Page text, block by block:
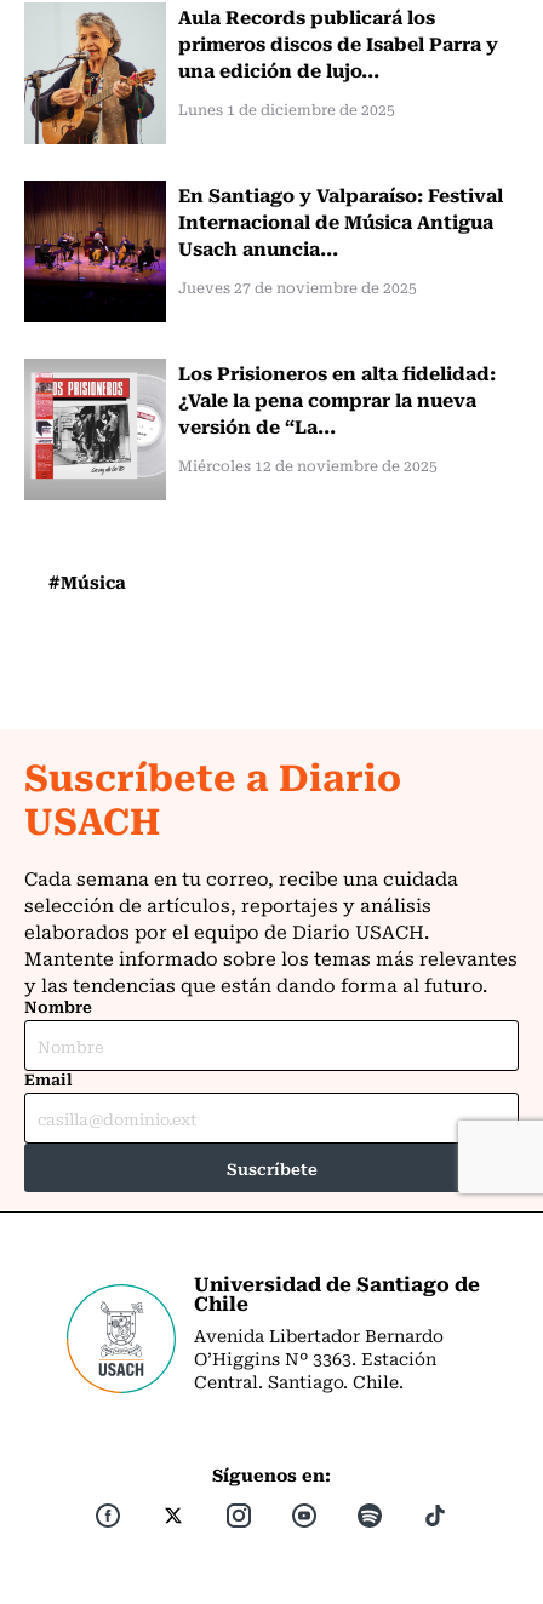
Aula Records publicará los
primeros discos de Isabel Parra y
una edición de lujo...
Lunes 1 de diciembre de 2025
En Santiago y Valparaíso: Festival
Internacional de Música Antigua
Usach anuncia...
Jueves 27 de noviembre de 2025
Los Prisioneros en alta fidelidad:
¿Vale la pena comprar la nueva
versión de “La...
Miércoles 12 de noviembre de 2025
#Música
Universidad de Santiago de
Chile
Avenida Libertador Bernardo
O’Higgins Nº 3363. Estación
Central. Santiago. Chile.
Síguenos en: